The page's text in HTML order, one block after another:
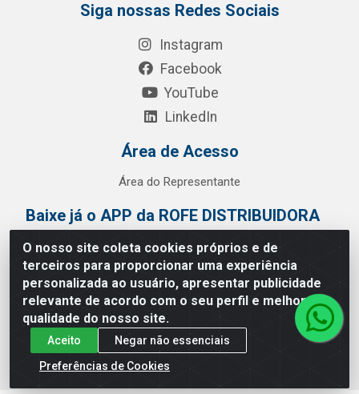
O nosso site coleta cookies próprios e de
terceiros para proporcionar uma experiência
personalizada ao usuário, apresentar publicidade
relevante de acordo com o seu perfil e melhorar a
qualidade do nosso site.
Aceito
Negar não essenciais
Preferências de Cookies
Siga nossas Redes Sociais
Instagram
Facebook
YouTube
LinkedIn
Área de Acesso
Área do Representante
Baixe já o APP da ROFE DISTRIBUIDORA